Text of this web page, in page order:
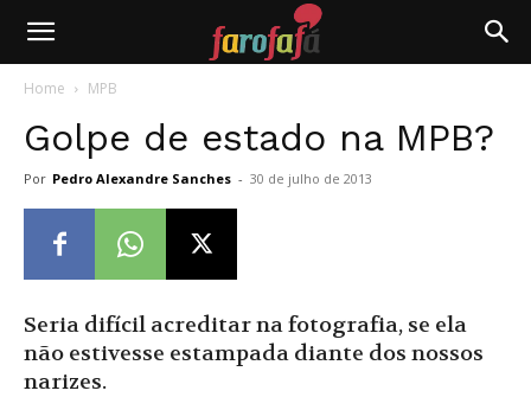
Farofafá
Home MPB
Golpe de estado na MPB?
Por Pedro Alexandre Sanches - 30 de julho de 2013
Seria difícil acreditar na fotografia, se ela
não estivesse estampada diante dos nossos
narizes.